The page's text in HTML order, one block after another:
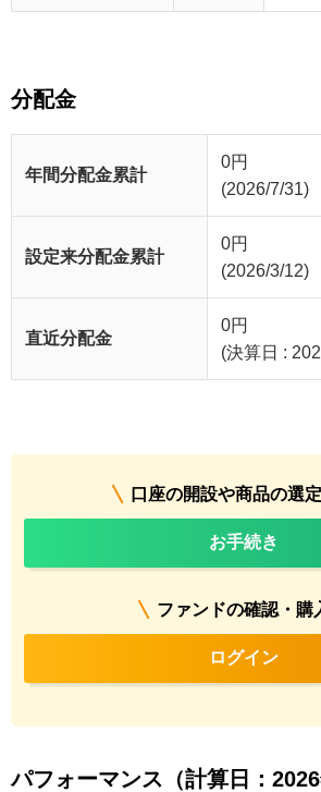
分配金
年間分配金累計
0円
(2026/7/31)
設定来分配金累計
0円
(2026/3/12)
直近分配金
0円
(決算日 :
口座の開設や商品の選
お手続き
ファンドの確認・購
ログイン
パフォーマンス（計算日：2026